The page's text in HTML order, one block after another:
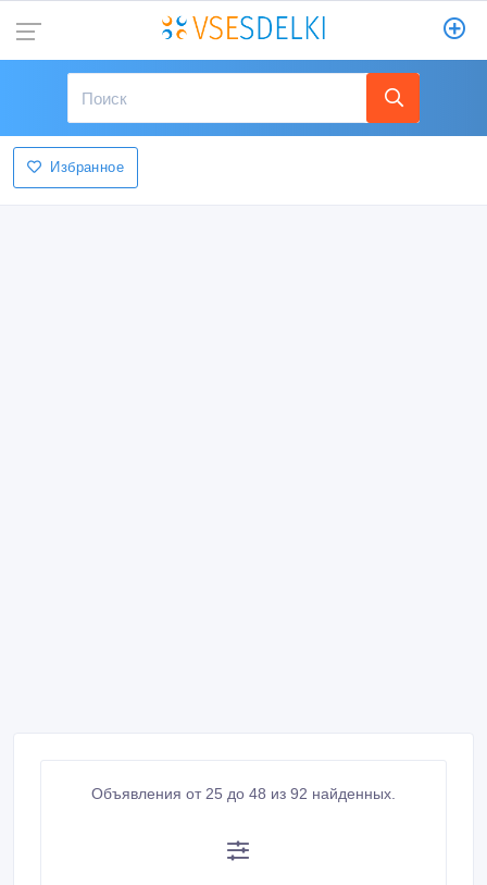
Избранное
Объявления от 25 до 48 из 92 найденных.